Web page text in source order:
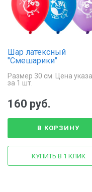
Шар латексный
"Смешарики"
Размер 30 см. Цена
за 1 шт.
160 руб.
В КОРЗИНУ
КУПИТЬ В 1 КЛИК